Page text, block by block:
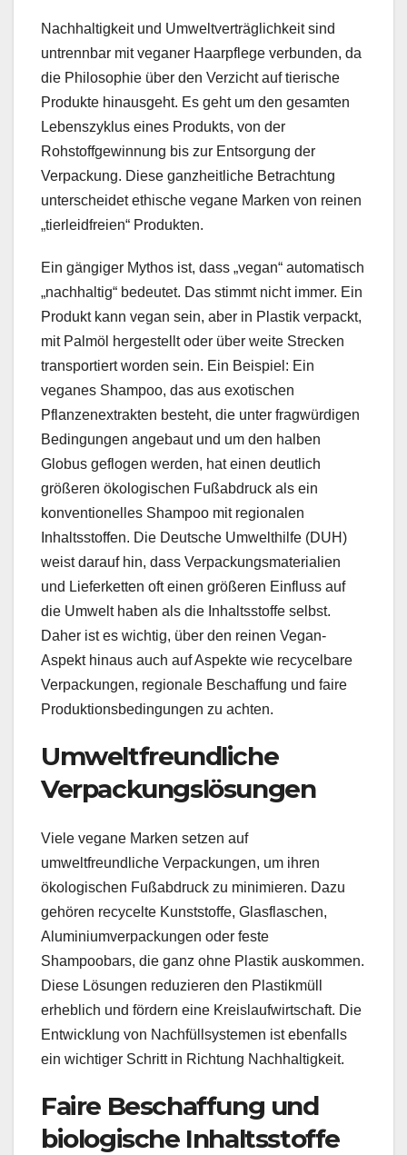
Nachhaltigkeit und Umweltverträglichkeit sind
untrennbar mit veganer Haarpflege verbunden, da
die Philosophie über den Verzicht auf tierische
Produkte hinausgeht. Es geht um den gesamten
Lebenszyklus eines Produkts, von der
Rohstoffgewinnung bis zur Entsorgung der
Verpackung. Diese ganzheitliche Betrachtung
unterscheidet ethische vegane Marken von reinen
„tierleidfreien“ Produkten.
Ein gängiger Mythos ist, dass „vegan“ automatisch
„nachhaltig“ bedeutet. Das stimmt nicht immer. Ein
Produkt kann vegan sein, aber in Plastik verpackt,
mit Palmöl hergestellt oder über weite Strecken
transportiert worden sein. Ein Beispiel: Ein
veganes Shampoo, das aus exotischen
Pflanzenextrakten besteht, die unter fragwürdigen
Bedingungen angebaut und um den halben
Globus geflogen werden, hat einen deutlich
größeren ökologischen Fußabdruck als ein
konventionelles Shampoo mit regionalen
Inhaltsstoffen. Die Deutsche Umwelthilfe (DUH)
weist darauf hin, dass Verpackungsmaterialien
und Lieferketten oft einen größeren Einfluss auf
die Umwelt haben als die Inhaltsstoffe selbst.
Daher ist es wichtig, über den reinen Vegan-
Aspekt hinaus auch auf Aspekte wie recycelbare
Verpackungen, regionale Beschaffung und faire
Produktionsbedingungen zu achten.
Umweltfreundliche
Verpackungslösungen
Viele vegane Marken setzen auf
umweltfreundliche Verpackungen, um ihren
ökologischen Fußabdruck zu minimieren. Dazu
gehören recycelte Kunststoffe, Glasflaschen,
Aluminiumverpackungen oder feste
Shampoobars, die ganz ohne Plastik auskommen.
Diese Lösungen reduzieren den Plastikmüll
erheblich und fördern eine Kreislaufwirtschaft. Die
Entwicklung von Nachfüllsystemen ist ebenfalls
ein wichtiger Schritt in Richtung Nachhaltigkeit.
Faire Beschaffung und
biologische Inhaltsstoffe